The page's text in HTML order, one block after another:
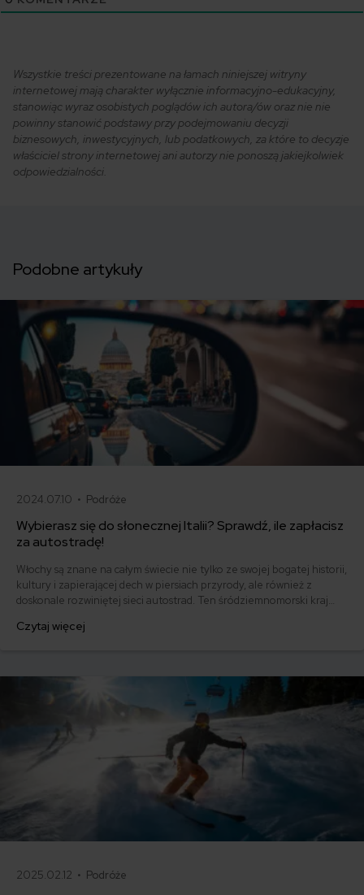
Wszystkie treści prezentowane na łamach niniejszej witryny
internetowej mają charakter wyłącznie informacyjno-edukacyjny,
stanowiąc wyraz osobistych poglądów ich autora/ów oraz nie nie
powinny stanowić podstawy przy podejmowaniu decyzji
biznesowych, inwestycyjnych, lub podatkowych, za które to decyzje
właściciel strony internetowej ani autorzy nie ponoszą jakiejkolwiek
odpowiedzialności.
Podobne artykuły
2024.07.10 • Podróże
Wybierasz się do słonecznej Italii? Sprawdź, ile zapłacisz
za autostradę!
Włochy są znane na całym świecie nie tylko ze swojej bogatej historii,
kultury i zapierającej dech w piersiach przyrody, ale również z
doskonale rozwiniętej sieci autostrad. Ten śródziemnomorski kraj
ruchu, które umożliwiają sprawne przemieszczanie się między
Czytaj więcej
2025.02.12 • Podróże